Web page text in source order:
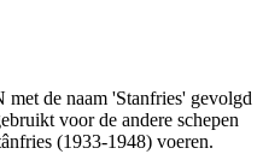
de naam 'Stanfries' gevolgd
voor de andere schepen
(1933-1948) voeren.